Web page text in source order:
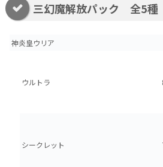
三幻魔解放パック 全5種
神炎皇ウリア
ウルトラ
シークレット